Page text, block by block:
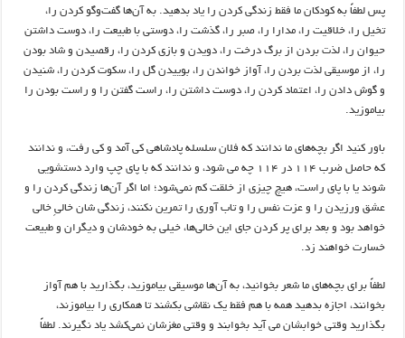
پس لطفاً به کودکان ما فقط زندگی کردن را یاد بدهید. به آن‌ها گفت‌وگو کردن را،
تخیل را، خلاقیت را، مدارا را، صبر را، گذشت را، دوستی با طبیعت را، دوست داشتن
حیوان را، لذت بردن از برگ درخت را، دویدن و بازی کردن را، رقصیدن و شاد بودن
را، از موسیقی لذت بردن را، آواز خواندن را، بوییدن گل را، سکوت کردن را، شنیدن
و گوش دادن را، اعتماد کردن را، دوست داشتن را، راست گفتن را و راست بودن را
بیاموزید.
باور کنید اگر بچه‌های ما ندانند که فلان سلسله پادشاهی کی آمد و کی رفت، و ندانند
که حاصل ضرب ۱۱۴ در ۱۱۴ چه می شود، و ندانند که با پای چپ وارد دستشویی
شوند یا با پای راست، هیچ چیزی از خلقت کم نمی‌شود؛ اما اگر آن‌ها زندگی کردن را و
عشق ورزیدن را و عزت نفس را و تاب آوری را تمرین نکنند، زندگی شان خالیِ خالی
خواهد بود و بعد برای پر کردن جای این خالی‌ها، خیلی به خودشان و دیگران و طبیعت
خسارت خواهند زد.
لطفاً برای بچه‌های ما شعر بخوانید، به آن‌ها موسیقی بیاموزید، بگذارید با هم آواز
بخوانند، اجازه بدهید همه با هم فقط یک نقاشی بکشند تا همکاری را بیاموزند،
بگذارید وقتی خوابشان می آید بخوابند و وقتی مغزشان نمی‌کشد یاد نگیرند. لطفاً